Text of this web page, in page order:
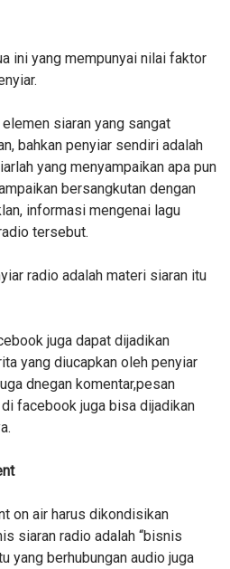
ini yang mempunyai nilai faktor
siaran yang sangat
bahkan penyiar sendiri adalah
yang menyampaikan apa pun
bersangkutan dengan
informasi mengenai lagu
tersebut.
radio adalah materi siaran itu
juga dapat dijadikan
yang diucapkan oleh penyiar
dnegan komentar,pesan
facebook juga bisa dijadikan
on air harus dikondisikan
siaran radio adalah “bisnis
yang berhubungan audio juga